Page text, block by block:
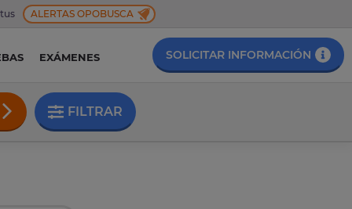
ALERTAS OPOBUSCA
EXÁMENES SOLICITAR INFORMACIÓN
FILTRAR